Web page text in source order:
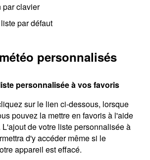
par clavier
par défaut
personnalisés
personnalisée à vos favoris
sur le lien ci-dessous, lorsque
pouvez la mettre en favoris à l'aide
de votre liste personnalisée à
d'y accéder même si le
appareil est effacé.